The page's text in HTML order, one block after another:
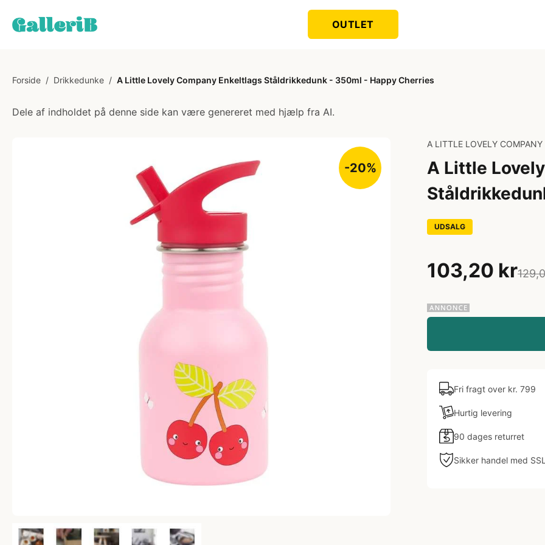
OUTLET
Forside / Drikkedunke / A Little Lovely Company Enkeltlags Ståldrikkedunk - 350ml - Happy Cherries
Dele af indholdet på denne side kan være genereret med hjælp fra AI.
-20%
A LITTLE LOVELY COMPANY
A Little
UDSALG
103,20 kr
Fri fragt over kr. 799
Hurtig levering
90 dages returret
Sikker handel med SSL